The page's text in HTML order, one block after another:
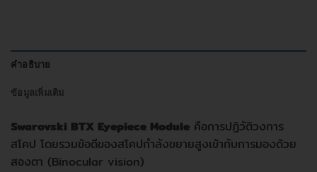
คำอธิบาย
ข้อมูลเพิ่มเติม
Swarovski BTX Eyepiece Module คือการปฏิวัติวงการ
สโคป โดยรวมข้อดีของสโคปกำลังขยายสูงเข้ากับการมองด้วย
สองตา (Binocular vision)